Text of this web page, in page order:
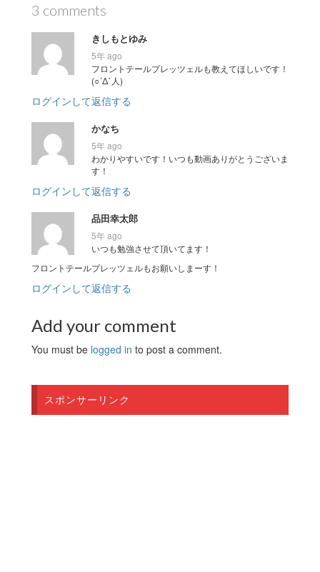
3 comments
きしもとゆみ
5年 ago
フロントテールプレッツェルも教えてほしいです！
(○´Δ`人)
ログインして返信する
かなち
5年 ago
わかりやすいです！いつも動画ありがとうございま
す！
ログインして返信する
品田幸太郎
5年 ago
いつも勉強させて頂いてます！
フロントテールプレッツェルもお願いしまーす！
ログインして返信する
Add your comment
You must be logged in to post a comment.
スポンサーリンク